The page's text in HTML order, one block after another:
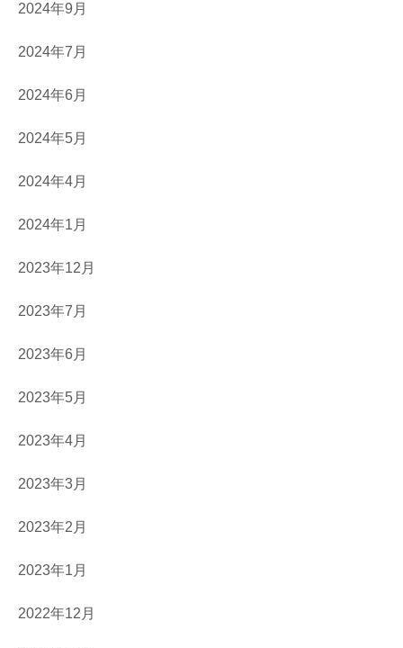
2024年9月
2024年7月
2024年6月
2024年5月
2024年4月
2024年1月
2023年12月
2023年7月
2023年6月
2023年5月
2023年4月
2023年3月
2023年2月
2023年1月
2022年12月